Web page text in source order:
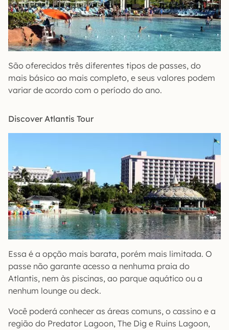
São oferecidos três diferentes tipos de passes, do
mais básico ao mais completo, e seus valores podem
variar de acordo com o período do ano.
Discover Atlantis Tour
Essa é a opção mais barata, porém mais limitada. O
passe não garante acesso a nenhuma praia do
Atlantis, nem às piscinas, ao parque aquático ou a
nenhum lounge ou deck.
Você poderá conhecer as áreas comuns, o cassino e a
região do Predator Lagoon, The Dig e Ruins Lagoon,